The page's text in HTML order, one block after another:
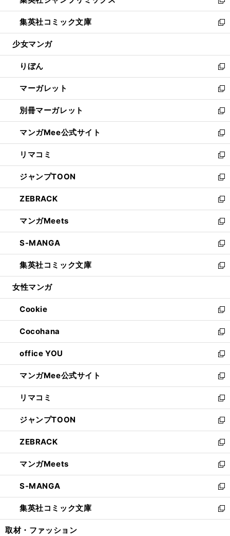
開
く
ウ
で
開
ン
ド
ウ
開
く
ウ
ィ
ン
ウ
で
開
く
新
し
い
ウ
ン
ド
ウ
で
開
く
集英社コミック文庫
新
し
ウ
ィ
ン
ド
ウ
で
開
く
少女マンガ
りぼん
新
し
い
ウ
ィ
ン
ド
ウ
で
開
く
マーガレット
新
し
い
ウ
ィ
ン
ド
ウ
で
開
く
別冊マーガレット
新
し
い
ウ
ィ
ン
ド
ウ
で
開
く
マンガMee公式サイト
新
し
い
ウ
ィ
ン
ド
ウ
で
開
く
リマコミ
新
し
い
ウ
ィ
ン
ド
ウ
で
開
く
ジャンプTOON
新
し
い
ウ
ィ
ン
ド
ウ
で
開
ZEBRACK
新
し
い
ウ
ィ
ン
ド
ウ
開
く
マンガMeets
新
し
い
ウ
ィ
ン
ウ
で
開
く
S-MANGA
新
し
い
ウ
ン
ド
ウ
で
開
く
集英社コミック文庫
新
し
ウ
ィ
ン
ド
ウ
で
開
く
女性マンガ
Cookie
新
し
い
ウ
ィ
ン
ド
ウ
で
開
く
Cocohana
新
し
い
ウ
ィ
ン
ド
ウ
で
開
く
office YOU
新
し
い
ウ
ィ
ン
ド
ウ
で
開
く
マンガMee公式サイト
新
し
い
ウ
ィ
ン
ド
ウ
で
開
く
リマコミ
新
し
い
ウ
ィ
ン
ド
ウ
で
開
く
ジャンプTOON
新
し
い
ウ
ィ
ン
ド
ウ
で
開
ZEBRACK
新
し
い
ウ
ィ
ン
ド
ウ
マンガMeets
新
し
い
ウ
ィ
ン
S-MANGA
新
し
い
ウ
集英社コミック文庫
新
し
取材・ファッション